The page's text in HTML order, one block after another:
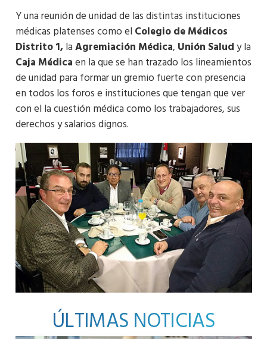
Y una reunión de unidad de las distintas instituciones
médicas platenses como el Colegio de Médicos
Distrito 1,laAgremiación Médica, Unión Saludy la
Caja Médicaen la que se han trazado los lineamientos
de unidad para formar un gremio fuerte con presencia
en todos los foros e instituciones que tengan que ver
con el la cuestión médica como los trabajadores, sus
derechos y salarios dignos.
ÚLTIMAS NOTICIAS